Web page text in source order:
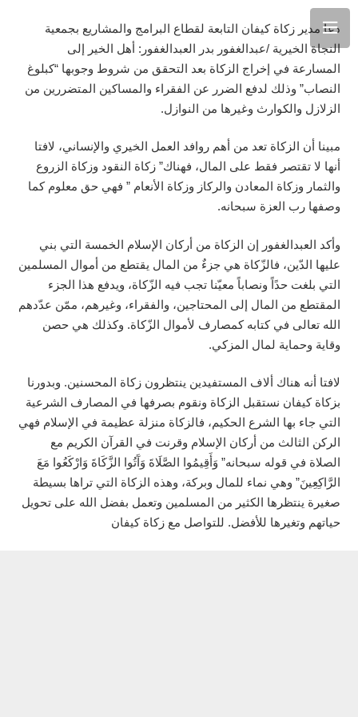
دعا مدير زكاة كيفان التابعة لقطاع البرامج والمشاريع بجمعية
النجاة الخيرية /عبدالغفور بدر العبدالغفور: أهل الخير إلى
المسارعة في إخراج الزكاة بعد التحقق من شروط وجوبها “كبلوغ
النصاب” وذلك لدفع الضرر عن الفقراء والمساكين المتضررين من
الزلازل والكوارث وغيرها من النوازل.
مبينا أن الزكاة تعد من أهم روافد العمل الخيري والإنساني، لافتا
أنها لا تقتصر فقط على المال، فهناك” زكاة النقود وزكاة الزروع
والثمار وزكاة المعادن والركاز وزكاة الأنعام ” فهي حق معلوم كما
وصفها رب العزة سبحانه.
وأكد العبدالغفور إن الزكاة من أركان الإسلام الخمسة التي بني
عليها الدّين، فالزّكاة هي جزءٌ من المال يقتطع من أموال المسلمين
التي بلغت حدًاً ونصاباً معيّنا تجب فيه الزّكاة، ويدفع هذا الجزء
المقتطع من المال إلى المحتاجين، والفقراء، وغيرهم، ممّن عدّدهم
الله تعالى في كتابه كمصارف لأموال الزّكاة. وكذلك هي حصن
وقاية وحماية لمال المزكي.
لافتا أنه هناك ألاف المستفيدين ينتظرون زكاة المحسنين. وبدورنا
بزكاة كيفان نستقبل الزكاة ونقوم بصرفها في المصارف الشرعية
التي جاء بها الشرع الحكيم، فالزكاة منزلة عظيمة في الإسلام فهي
الركن الثالث من أركان الإسلام وقرنت في القرآن الكريم مع
الصلاة في قوله سبحانه” وَأَقِيمُوا الصَّلَاةَ وَآَتُوا الزَّكَاةَ وَارْكَعُوا مَعَ
الرَّاكِعِينَ” وهي نماء للمال وبركة، وهذه الزكاة التي تراها بسيطة
صغيرة ينتظرها الكثير من المسلمين وتعمل بفضل الله على تحويل
حياتهم وتغيرها للأفضل. للتواصل مع زكاة كيفان